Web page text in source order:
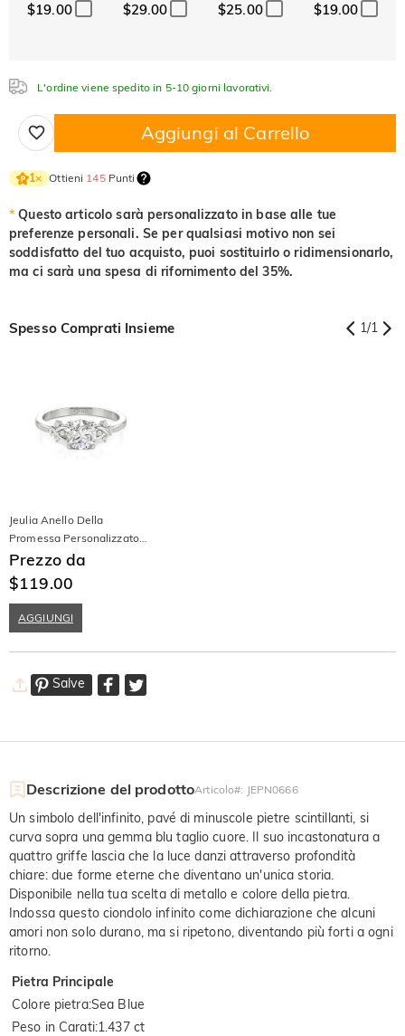
Peridoto
Nero fantasia
$0.00
Giallo fantasia
$0.00
Cristallo
Granato
Ametista
$0.00
$0.00
$0.00
Nero fantasia
Giallo fantasia
$19.00 $29.00 $25.00 $19.00
L'ordine viene spedito in 5-10 giorni lavorativi.
Aggiungi al Carrello
1× Ottieni 145Punti
* Questo articolo sarà personalizzato in base alle tue
preferenze personali. Se per qualsiasi motivo non sei
soddisfatto del tuo acquisto, puoi sostituirlo o ridimensionarlo,
ma ci sarà una spesa di rifornimento del 35%.
Spesso Comprati Insieme 1/1
Jeulia Anello Della
Promessa Personalizzato
Doppio Infinito Taglio
Rotondo
Prezzo da
$119.00
AGGIUNGI
Salve
Descrizione del prodottoArticolo#: JEPN0666
Un simbolo dell'infinito, pavé di minuscole pietre scintillanti, si
curva sopra una gemma blu taglio cuore. Il suo incastonatura a
quattro griffe lascia che la luce danzi attraverso profondità
chiare: due forme eterne che diventano un'unica storia.
Disponibile nella tua scelta di metallo e colore della pietra.
Indossa questo ciondolo infinito come dichiarazione che alcuni
amori non solo durano, ma si ripetono, diventando più forti a ogni
ritorno.
Pietra Principale
Colore pietra:Sea Blue
Peso in Carati:1.437 ct